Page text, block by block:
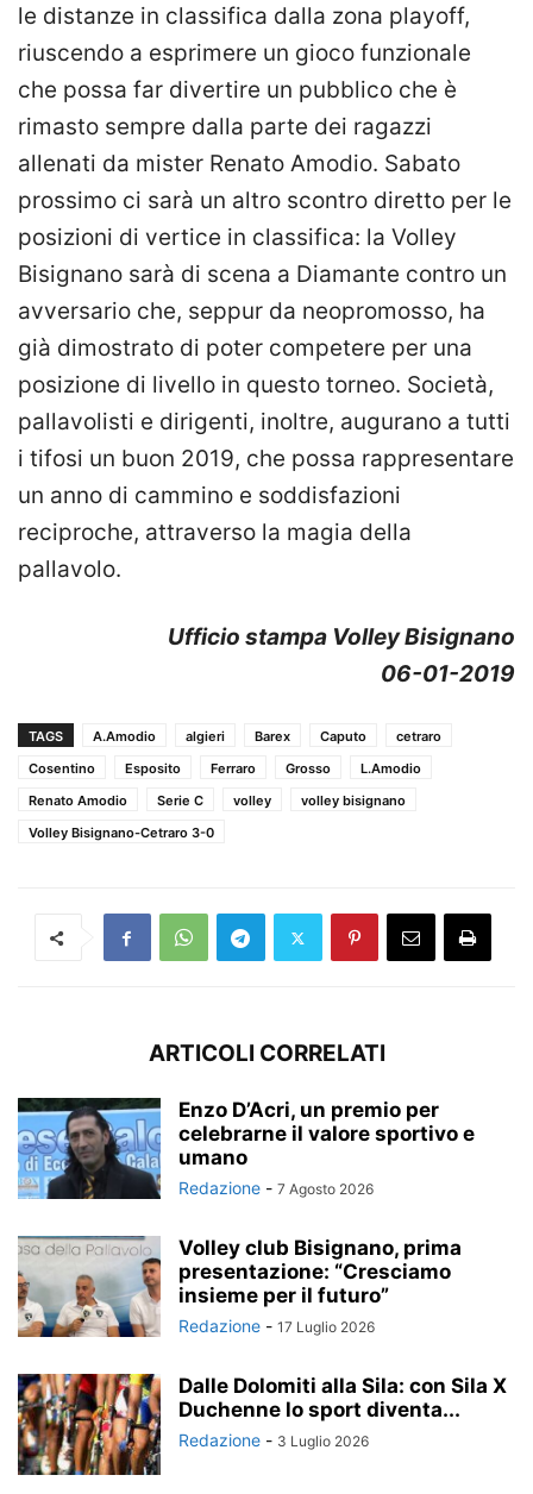
le distanze in classifica dalla zona playoff,
riuscendo a esprimere un gioco funzionale
che possa far divertire un pubblico che è
rimasto sempre dalla parte dei ragazzi
allenati da mister Renato Amodio. Sabato
prossimo ci sarà un altro scontro diretto per le
posizioni di vertice in classifica: la Volley
Bisignano sarà di scena a Diamante contro un
avversario che, seppur da neopromosso, ha
già dimostrato di poter competere per una
posizione di livello in questo torneo. Società,
pallavolisti e dirigenti, inoltre, augurano a tutti
i tifosi un buon 2019, che possa rappresentare
un anno di cammino e soddisfazioni
reciproche, attraverso la magia della
pallavolo.
Ufficio stampa Volley Bisignano
06-01-2019
TAGS A.Amodio algieri Barex Caputo
cetraro
Cosentino
Esposito Ferraro Grosso
L.Amodio
Renato Amodio
Serie C volley
volley bisignano
Volley Bisignano-Cetraro 3-0
ARTICOLI CORRELATI
Enzo D’Acri, un premio per
celebrarne il valore sportivo e
umano
Redazione - 7 Agosto 2026
Volley club Bisignano, prima
presentazione: “Cresciamo
insieme per il futuro”
Redazione - 17 Luglio 2026
Dalle Dolomiti alla Sila: con Sila X
Duchenne lo sport diventa...
Redazione - 3 Luglio 2026